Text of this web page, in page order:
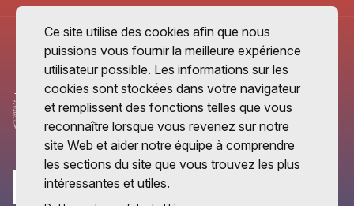
Ce site utilise des cookies afin que nous
puissions vous fournir la meilleure expérience
utilisateur possible. Les informations sur les
cookies sont stockées dans votre navigateur
et remplissent des fonctions telles que vous
reconnaître lorsque vous revenez sur notre
site Web et aider notre équipe à comprendre
les sections du site que vous trouvez les plus
intéressantes et utiles.